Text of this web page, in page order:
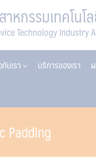
หกรรมเทคโน
Technology Industry
บเรา บริการของเรา
Padding